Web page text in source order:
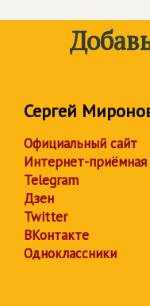
Сергей
Официальный сайт
Интернет-приёмная
Telegram
Дзен
Twitter
ВКонтакте
Одноклассники